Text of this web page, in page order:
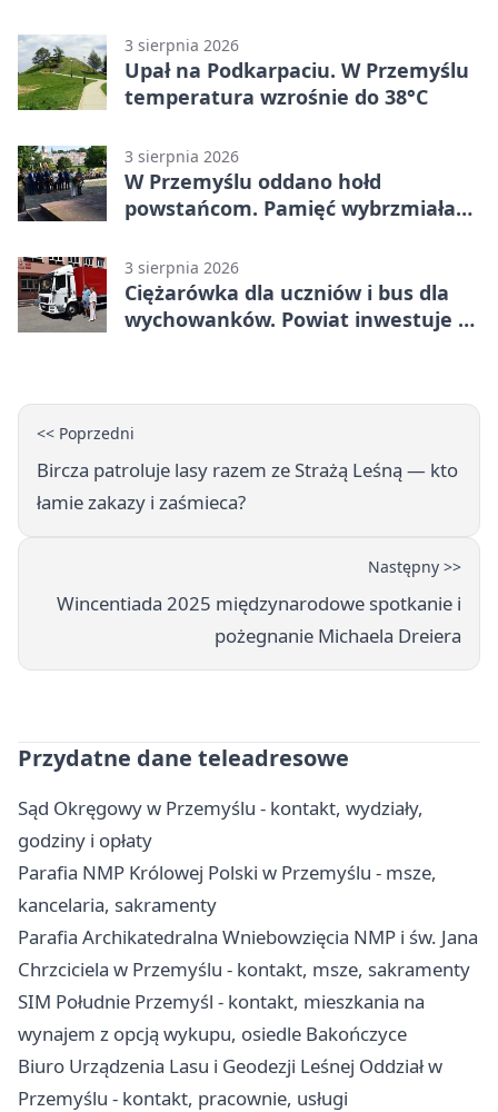
3 sierpnia 2026
Upał na Podkarpaciu. W Przemyślu
temperatura wzrośnie do 38°C
3 sierpnia 2026
W Przemyślu oddano hołd
powstańcom. Pamięć wybrzmiała
3 sierpnia 2026
Ciężarówka dla uczniów i bus dla
wychowanków. Powiat inwestuje w
<< Poprzedni
Bircza patroluje lasy razem ze Strażą Leśną — kto
łamie zakazy i zaśmieca?
Następny >>
Wincentiada 2025 międzynarodowe spotkanie i
pożegnanie Michaela Dreiera
Przydatne dane teleadresowe
Sąd Okręgowy w Przemyślu - kontakt, wydziały,
godziny i opłaty
Parafia NMP Królowej Polski w Przemyślu - msze,
kancelaria, sakramenty
Parafia Archikatedralna Wniebowzięcia NMP i św. Jana
Chrzciciela w Przemyślu - kontakt, msze, sakramenty
SIM Południe Przemyśl - kontakt, mieszkania na
wynajem z opcją wykupu, osiedle Bakończyce
Biuro Urządzenia Lasu i Geodezji Leśnej Oddział w
Przemyślu - kontakt, pracownie, usługi